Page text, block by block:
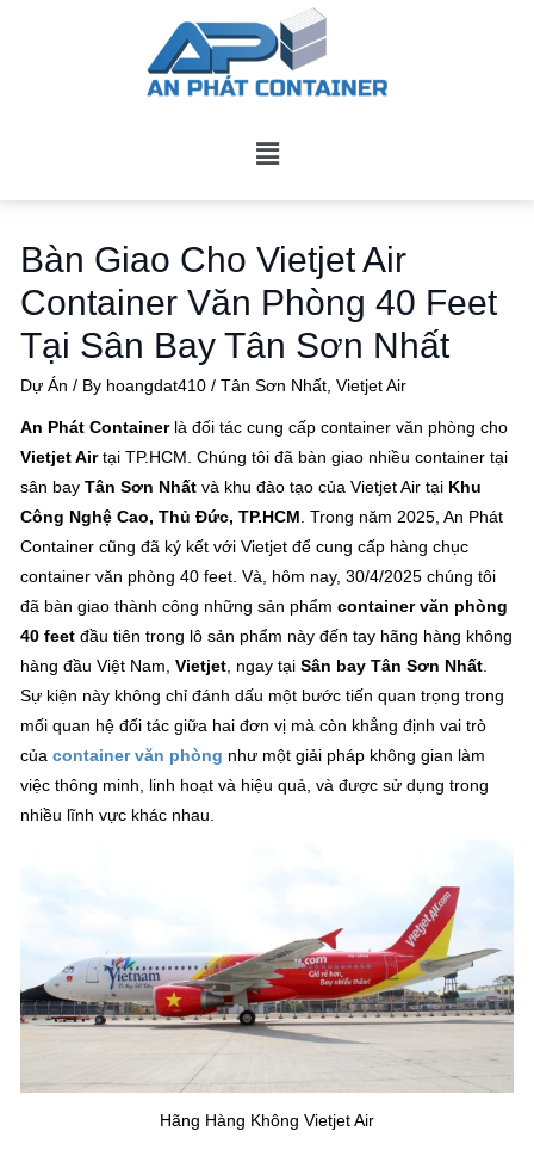
Bàn Giao Cho Vietjet Air
Container Văn Phòng 40 Feet
Tại Sân Bay Tân Sơn Nhất
Dự Án / By hoangdat410 /Tân Sơn Nhất ,Vietjet Air
An Phát Containerlà đối tác cung cấp container văn phòng cho
Vietjet Airtại TP.HCM. Chúng tôi đã bàn giao nhiều container tại
sân bayTân Sơn Nhất và khu đào tạo của Vietjet Air tại Khu
Công Nghệ Cao, Thủ Đức, TP.HCM . Trong năm 2025, An Phát
Container cũng đã ký kết với Vietjet để cung cấp hàng chục
container văn phòng 40 feet. Và, hôm nay, 30/4/2025 chúng tôi
đã bàn giao thành công những sản phẩmcontainer văn phòng
40 feet đầu tiên trong lô sản phẩm này đến tay hãng hàng không
hàng đầu Việt Nam,Vietjet, ngay tạiSân bay Tân Sơn Nhất.
Sự kiện này không chỉ đánh dấu một bước tiến quan trọng trong
mối quan hệ đối tác giữa hai đơn vị mà còn khẳng định vai trò
củacontainer văn phòng như một giải pháp không gian làm
việc thông minh, linh hoạt và hiệu quả, và được sử dụng trong
nhiều lĩnh vực khác nhau.
Hãng Hàng Không Vietjet Air